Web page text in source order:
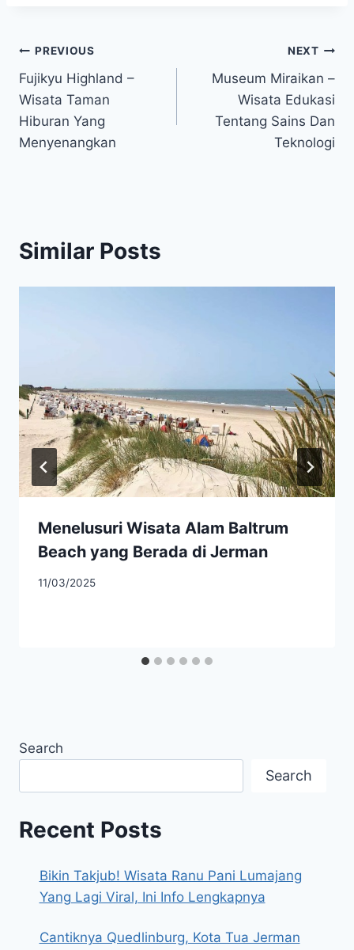
Post
navigation
PREVIOUS
Fujikyu Highland –
Wisata Taman
Hiburan Yang
Menyenangkan
NEXT
Museum Miraikan –
Wisata Edukasi
Tentang Sains Dan
Teknologi
Similar Posts
Menelusuri Wisata Alam Baltrum
Beach yang Berada di Jerman
11/03/2025
Search
Search
Recent Posts
Bikin Takjub! Wisata Ranu Pani Lumajang
Yang Lagi Viral, Ini Info Lengkapnya
Cantiknya Quedlinburg, Kota Tua Jerman